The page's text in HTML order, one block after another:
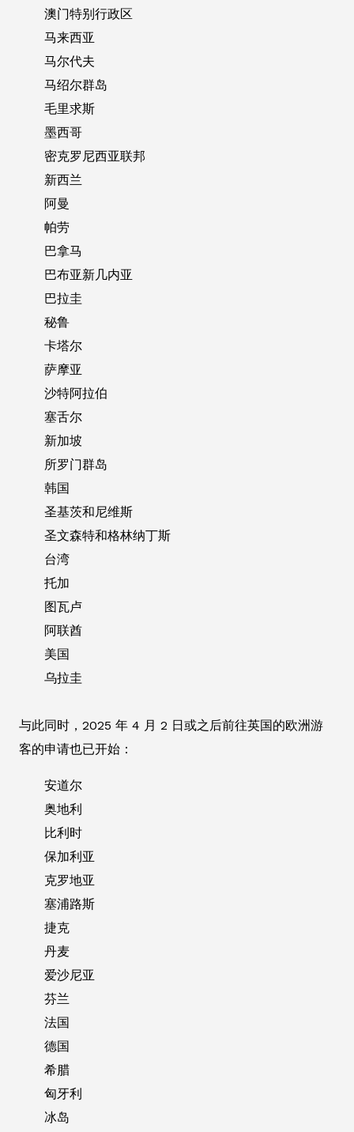
澳门特别行政区
马来西亚
马尔代夫
马绍尔群岛
毛里求斯
墨西哥
密克罗尼西亚联邦
新西兰
阿曼
帕劳
巴拿马
巴布亚新几内亚
巴拉圭
秘鲁
卡塔尔
萨摩亚
沙特阿拉伯
塞舌尔
新加坡
所罗门群岛
韩国
圣基茨和尼维斯
圣文森特和格林纳丁斯
台湾
托加
图瓦卢
阿联酋
美国
乌拉圭
与此同时，2025 年 4 月 2 日或之后前往英国的欧洲游
客的申请也已开始：
安道尔
奥地利
比利时
保加利亚
克罗地亚
塞浦路斯
捷克
丹麦
爱沙尼亚
芬兰
法国
德国
希腊
匈牙利
冰岛